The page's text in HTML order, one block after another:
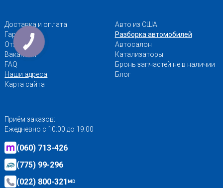
Доставка и оплата
Гарантии
Отзывы
Вакансии
FAQ
Наши адреса
Карта сайта
Авто из США
Разборка автомобилей
Автосалон
Катализаторы
Бронь запчастей не в наличии
Блог
Приём заказов:
Ежедневно с 10:00 до 19:00
(060) 713-426
(775) 99-296
(022) 800-321MD